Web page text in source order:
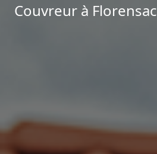
Couvreur à Florensac